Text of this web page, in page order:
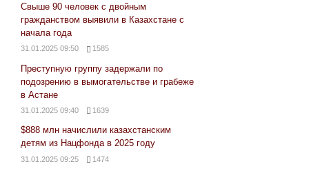
Свыше 90 человек с двойным
гражданством выявили в Казахстане с
начала года
31.01.2025 09:50 1585
Преступную группу задержали по
подозрению в вымогательстве и грабеже
в Астане
31.01.2025 09:40 1639
$888 млн начислили казахстанским
детям из Нацфонда в 2025 году
31.01.2025 09:25 1474